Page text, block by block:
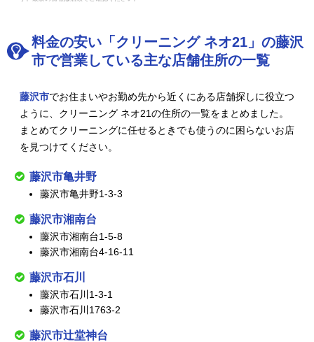
料金の安い「クリーニング ネオ21」の藤沢
市で営業している主な店舗住所の一覧
藤沢市でお住まいやお勤め先から近くにある店舗探しに役立つ
ように、クリーニング ネオ21の住所の一覧をまとめました。
まとめてクリーニングに任せるときでも使うのに困らないお店
を見つけてください。
藤沢市亀井野
藤沢市亀井野1-3-3
藤沢市湘南台
藤沢市湘南台1-5-8
藤沢市湘南台4-16-11
藤沢市石川
藤沢市石川1-3-1
藤沢市石川1763-2
藤沢市辻堂神台